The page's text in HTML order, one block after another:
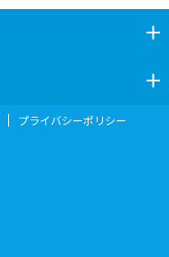
プライバシーポリシー